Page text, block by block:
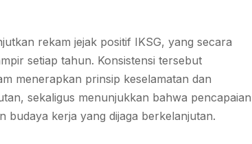
rekam jejak positif IKSG, yang secara
setiap tahun. Konsistensi tersebut
menerapkan prinsip keselamatan dan
sekaligus menunjukkan bahwa pencapaian
budaya kerja yang dijaga berkelanjutan.